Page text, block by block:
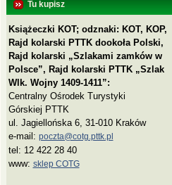
Tu kupisz
Książeczki KOT; odznaki: KOT, KOP,
Rajd kolarski PTTK dookoła Polski,
Rajd kolarski „Szlakami zamków w
Polsce”, Rajd kolarski PTTK „Szlak
Wlk. Wojny 1409-1411”:
Centralny Ośrodek Turystyki
Górskiej PTTK
ul. Jagiellońska 6, 31-010 Kraków
e-mail: poczta@cotg.pttk.pl
tel: 12 422 28 40
www: sklep COTG